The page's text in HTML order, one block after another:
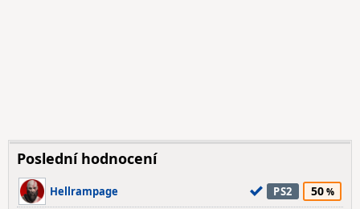
Poslední hodnocení
Hellrampage PS2 50